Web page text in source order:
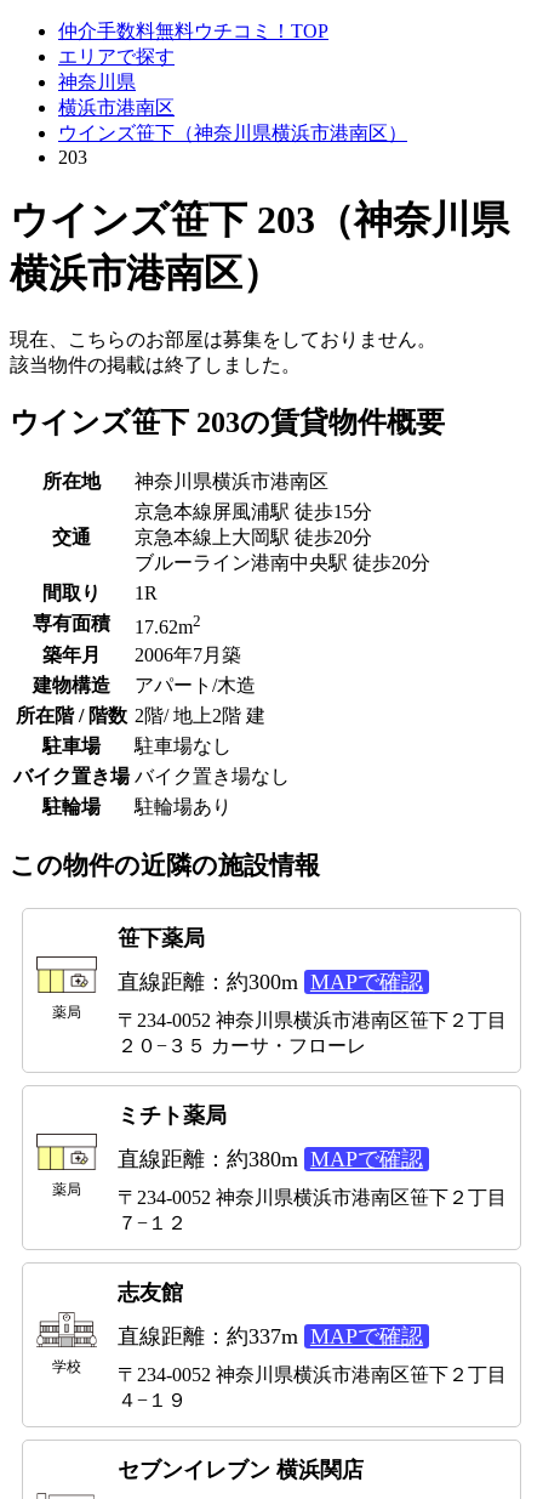
仲介手数料無料ウチコミ！TOP
エリアで探す
神奈川県
横浜市港南区
ウインズ笹下（神奈川県横浜市港南区）
203
ウインズ笹下 203（神奈川県
横浜市港南区）
現在、こちらのお部屋は募集をしておりません。
該当物件の掲載は終了しました。
ウインズ笹下 203の賃貸物件概要
所在地 神奈川県横浜市港南区
交通
京急本線屏風浦駅 徒歩15分
京急本線上大岡駅 徒歩20分
ブルーライン港南中央駅 徒歩20分
間取り
1R
専有面積
17.62m2
築年月
2006年7月築
建物構造
アパート/木造
所在階 / 階数 2階/ 地上2階 建
駐車場
駐車場なし
バイク置き場 バイク置き場なし
駐輪場
駐輪場あり
この物件の近隣の施設情報
薬局
笹下薬局
直線距離：約300m MAPで確認
〒234-0052 神奈川県横浜市港南区笹下２丁目
２０−３５ カーサ・フローレ
薬局
ミチト薬局
直線距離：約380m MAPで確認
〒234-0052 神奈川県横浜市港南区笹下２丁目
７−１２
学校
志友館
直線距離：約337m MAPで確認
〒234-0052 神奈川県横浜市港南区笹下２丁目
４−１９
セブンイレブン 横浜関店